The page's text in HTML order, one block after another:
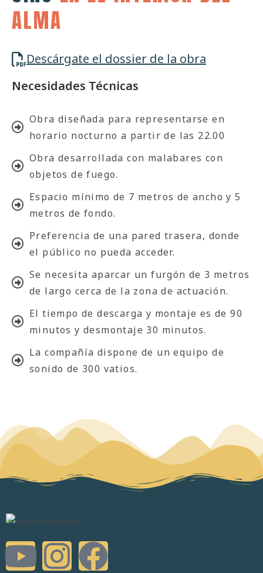
ALMA
Descárgate el dossier de la obra
Necesidades Técnicas
Obra diseñada para representarse en
horario nocturno a partir de las 22.00
Obra desarrollada con malabares con
objetos de fuego.
Espacio mínimo de 7 metros de ancho y 5
metros de fondo.
Preferencia de una pared trasera, donde
el público no pueda acceder.
Se necesita aparcar un furgón de 3 metros
de largo cerca de la zona de actuación.
El tiempo de descarga y montaje es de 90
minutos y desmontaje 30 minutos.
La compañía dispone de un equipo de
sonido de 300 vatios.